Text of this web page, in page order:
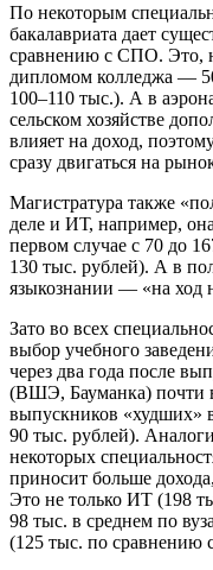
По некоторым
бакалавриата дает
сравнению с СПО. Это,
дипломом колледжа —
100–110 тыс.). А в
сельском хозяйстве
влияет на доход,
сразу двигаться на
Магистратура также
деле и ИТ, например,
первом случае с 70 до
130 тыс. рублей). А в
языкознании — «на ход
Зато во всех
выбор учебного
через два года после
(ВШЭ, Бауманка) почти
выпускников «худших»
90 тыс. рублей).
некоторых
приносит больше
Это не только ИТ (198
98 тыс. в среднем по
(125 тыс. по сравнению